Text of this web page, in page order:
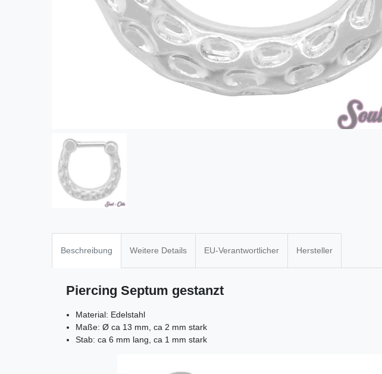
Beschreibung Weitere Details EU-Verantwortlicher Hersteller
Piercing Septum gestanzt
Material: Edelstahl
Maße: Ø ca 13 mm, ca 2 mm stark
Stab: ca 6 mm lang, ca 1 mm stark